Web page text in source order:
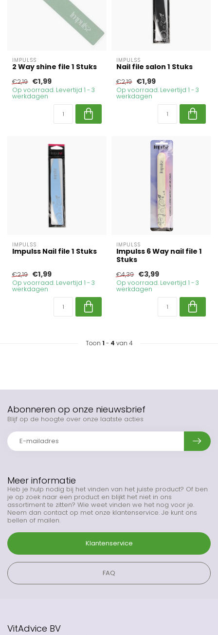
IMPULSS
2 Way shine file 1 Stuks
€2,19 €1,99
Op voorraad. Levertijd 1 - 3
werkdagen
IMPULSS
Nail file salon 1 Stuks
€2,19 €1,99
Op voorraad. Levertijd 1 - 3
werkdagen
IMPULSS
Impulss Nail file 1 Stuks
€2,19 €1,99
Op voorraad. Levertijd 1 - 3
werkdagen
IMPULSS
Impulss 6 Way nail file 1
Stuks
€4,39 €3,99
Op voorraad. Levertijd 1 - 3
werkdagen
Toon 1 - 4 van 4
Meer informatie
Heb je hulp nodig bij het vinden van het juiste product? Of ben
je op zoek naar een product en blijkt het niet in ons
assortiment te zitten? Wie weet vinden we het nog voor je.
Neem dan contact op met onze klantenservice. Je kunt ons
bellen of mailen.
Klantenservice
FAQ
Abonneren op onze nieuwsbrief
Blijf op de hoogte over onze laatste acties
VitAdvice BV